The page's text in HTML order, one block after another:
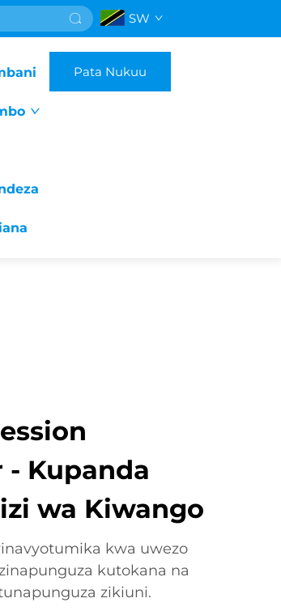
SW
Pata Nukuu
- Kupanda
wa Kiwango
kwa uwezo
kutokana na
zikiuni.